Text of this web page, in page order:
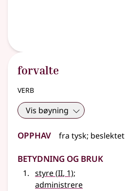
forvalte
verb
Vis bøyning
Opphav fra tysk; beslektet
Betydning og bruk
styre(2
II, 1);
administrere